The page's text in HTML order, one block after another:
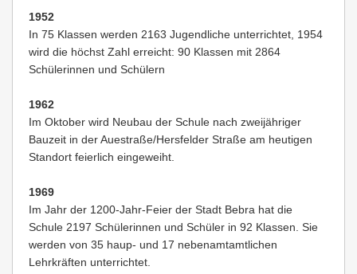
1952
In 75 Klassen werden 2163 Jugendliche unterrichtet, 1954
wird die höchst Zahl erreicht: 90 Klassen mit 2864
Schülerinnen und Schülern
1962
Im Oktober wird Neubau der Schule nach zweijähriger
Bauzeit in der Auestraße/Hersfelder Straße am heutigen
Standort feierlich eingeweiht.
1969
Im Jahr der 1200-Jahr-Feier der Stadt Bebra hat die
Schule 2197 Schülerinnen und Schüler in 92 Klassen. Sie
werden von 35 haup- und 17 nebenamtamtlichen
Lehrkräften unterrichtet.